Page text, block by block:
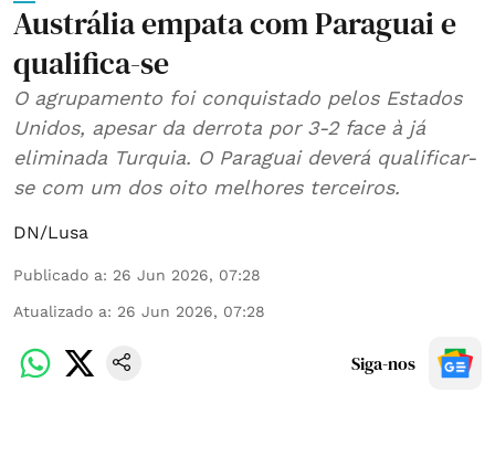
Austrália empata com Paraguai e
qualifica-se
O agrupamento foi conquistado pelos Estados
Unidos, apesar da derrota por 3-2 face à já
eliminada Turquia. O Paraguai deverá qualificar-
se com um dos oito melhores terceiros.
DN/Lusa
Publicado a: 26 Jun 2026, 07:28
Atualizado a: 26 Jun 2026, 07:28
Siga-nos